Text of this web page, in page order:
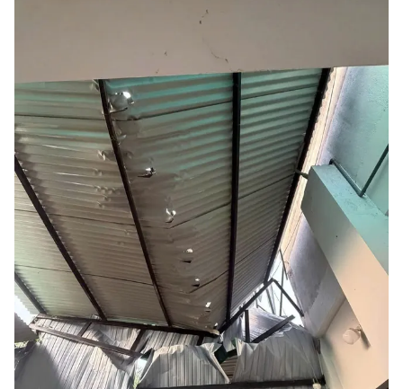
Tư vấn
Chuyên mục khác
Emagazine Podcast
Photo Infographic
Video Shorts video
VTV Money VTV Thể thao
VTV Sức khoẻ Bất động sản